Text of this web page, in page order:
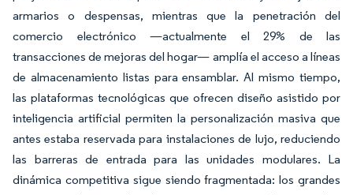
armarios o despensas, mientras que la penetración del
comercio electrónico —actualmente el 29% de las
transacciones de mejoras del hogar— amplía el acceso a líneas
de almacenamiento listas para ensamblar. Al mismo tiempo,
las plataformas tecnológicas que ofrecen diseño asistido por
inteligencia artificial permiten la personalización masiva que
antes estaba reservada para instalaciones de lujo, reduciendo
las barreras de entrada para las unidades modulares. La
dinámica competitiva sigue siendo fragmentada: los grandes